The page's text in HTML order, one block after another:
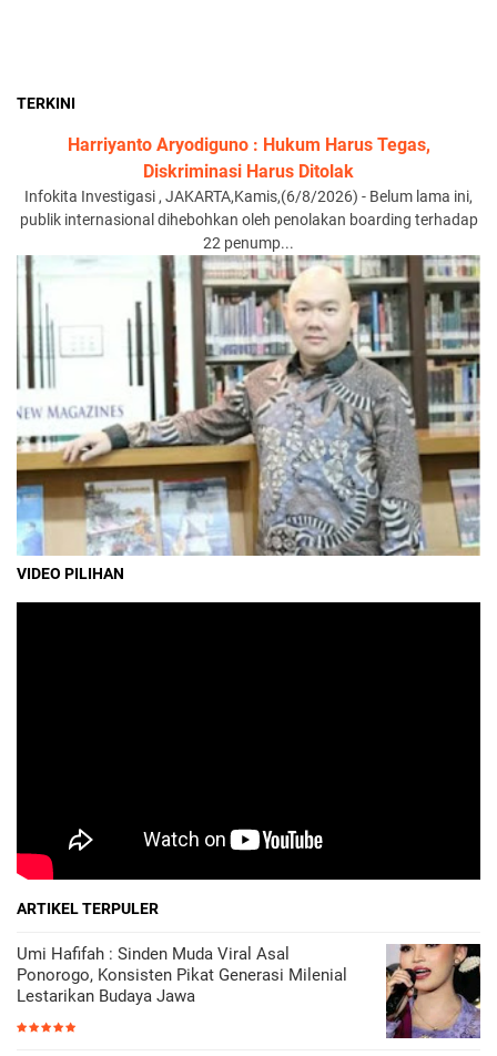
TERKINI
Harriyanto Aryodiguno : Hukum Harus Tegas,
Diskriminasi Harus Ditolak
Infokita Investigasi , JAKARTA,Kamis,(6/8/2026) - Belum lama ini,
publik internasional dihebohkan oleh penolakan boarding terhadap
22 penump...
VIDEO PILIHAN
ARTIKEL TERPULER
Umi Hafifah : Sinden Muda Viral Asal
Ponorogo, Konsisten Pikat Generasi Milenial
Lestarikan Budaya Jawa